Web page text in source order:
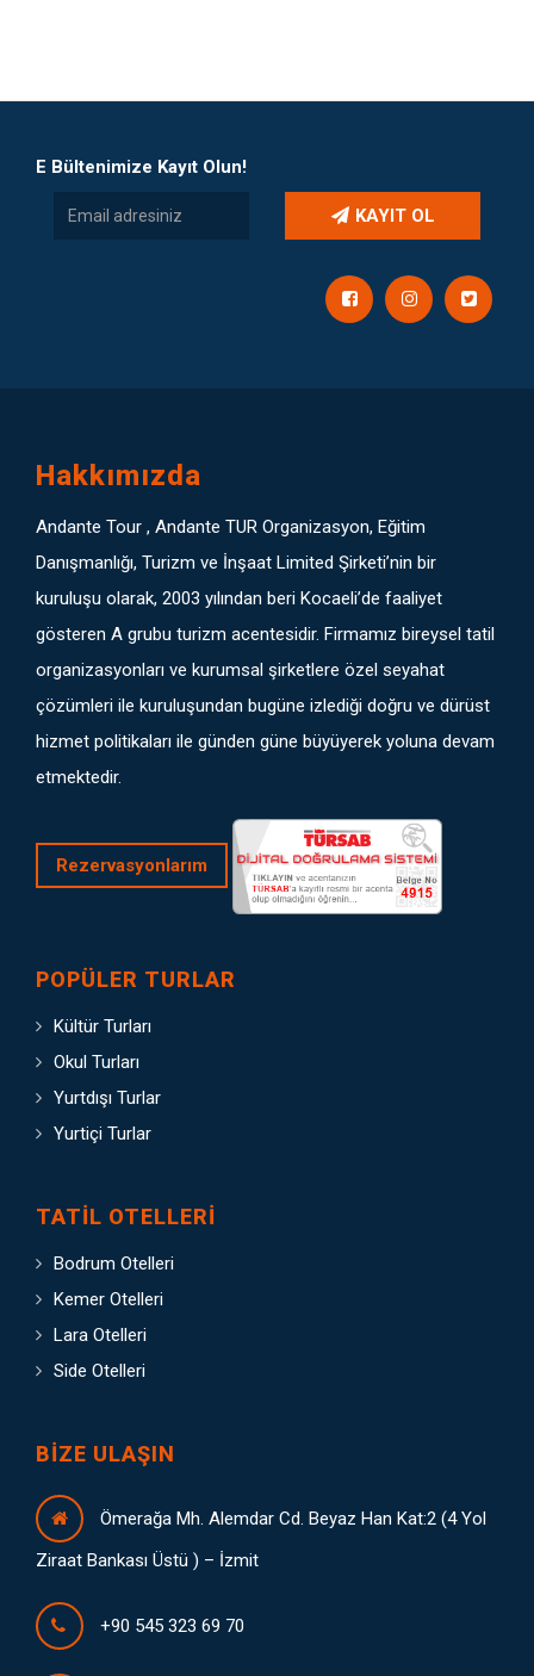
E Bültenimize Kayıt Olun!
KAYIT OL
Hakkımızda
Andante Tour , Andante TUR Organizasyon, Eğitim
Danışmanlığı, Turizm ve İnşaat Limited Şirketi’nin bir
kuruluşu olarak, 2003 yılından beri Kocaeli’de faaliyet
gösteren A grubu turizm acentesidir. Firmamız bireysel tatil
organizasyonları ve kurumsal şirketlere özel seyahat
çözümleri ile kuruluşundan bugüne izlediği doğru ve dürüst
hizmet politikaları ile günden güne büyüyerek yoluna devam
etmektedir.
Rezervasyonlarım
POPÜLER TURLAR
Kültür Turları
Okul Turları
Yurtdışı Turlar
Yurtiçi Turlar
TATIL OTELLERI
Bodrum Otelleri
Kemer Otelleri
Lara Otelleri
Side Otelleri
BIZE ULAŞIN
Ömerağa Mh. Alemdar Cd. Beyaz Han Kat:2 (4 Yol
Ziraat Bankası Üstü ) – İzmit
+90 545 323 69 70